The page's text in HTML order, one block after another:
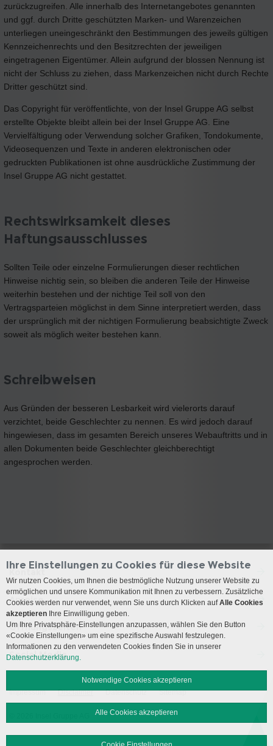
zurückzugreifen. Alle innerhalb des Internetangebotes genannten
und ggf. durch Dritte geschützten Marken- und Warenzeichen
unterliegen uneingeschränkt den Bestimmungen des jeweils gültigen
Kennzeichenrechts und den Besitzrechten der jeweiligen
eingetragenen Eigentümer. Allein aufgrund der blossen Nennung ist
nicht der Schluss zu ziehen, dass Markenzeichen nicht durch Rechte
Dritter geschützt sind.
Das Copyright für veröffentlichte, von der Insel Gruppe AG selbst
erstellte Objekte bleibt allein bei der Insel Gruppe AG. Eine
Vervielfältigung oder Verwendung solcher Grafiken, Tondokumente,
Videosequenzen und Texte in anderen elektronischen oder
gedruckten Publikationen ist ohne ausdrückliche Zustimmung der
Insel Gruppe AG nicht gestattet.
Rechtswirksamkeit dieses
Haftungsausschlusses
Sollten Teile oder einzelne Formulierungen dieser rechtlichen
Hinweise nichtig sein, so bleiben die anderen Teile der Hinweise
weiterhin bestehen und der nichtige Teil soll von den
Vertragsparteien möglichst in dem Sinne interpretiert werden, dass
der ursprünglich mit der nichtigen Formulierung beabsichtigte Zweck
soweit als möglich weiter bestehen kann.
Schreibweisen
Aus Gründen der besseren Lesbarkeit wird vielerorts darauf
verzichtet, beide Geschlechter zu nennen. Es wird jedoch darauf
hingewiesen, dass im gesamten Bereich unseres Webauftritts und in
allen Dokumenten beide Geschlechter gleichberechtigt
angesprochen werden.
Kontakt
Anreise
Öffnungszeiten
Social Media
Impressum Disclaimer Datenschutz Sitemap
Ihre Einstellungen zu Cookies für diese Website
Wir nutzen Cookies, um Ihnen die bestmögliche Nutzung unserer Website zu
ermöglichen und unsere Kommunikation mit Ihnen zu verbessern. Zusätzliche
Cookies werden nur verwendet, wenn Sie uns durch Klicken aufAlle Cookies
akzeptieren Ihre Einwilligung geben.
Um Ihre Privatsphäre-Einstellungen anzupassen, wählen Sie den Button
«Cookie Einstellungen» um eine spezifische Auswahl festzulegen.
Informationen zu den verwendeten Cookies finden Sie in unserer
Datenschutzerklärung.
Notwendige Cookies akzeptieren
Alle Cookies akzeptieren